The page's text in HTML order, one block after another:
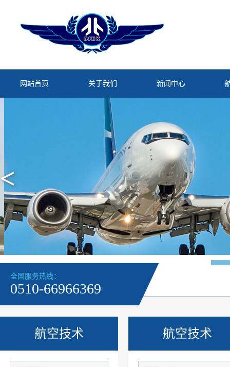
网站首页 关于我们 新闻中心
<
全国服务热线：
0510-66966369
航空技术 航空技术